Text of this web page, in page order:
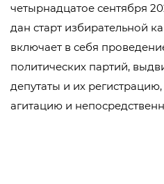
четырнадцатое сентября
дан старт избирательной
включает в себя
политических партий,
депутаты и их
агитацию и